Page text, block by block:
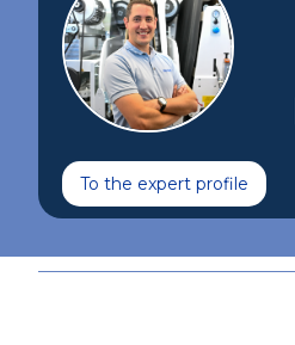
To the expert profile